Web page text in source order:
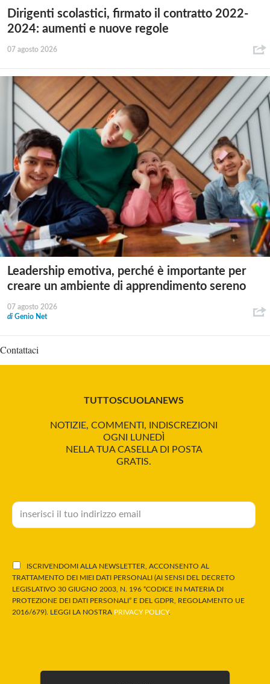
Dirigenti scolastici, firmato il contratto 2022-
2024: aumenti e nuove regole
07 agosto 2026
Leadership emotiva, perché è importante per
creare un ambiente di apprendimento sereno
07 agosto 2026
di Genio Net
Contattaci
TUTTOSCUOLANEWS
NOTIZIE, COMMENTI, INDISCREZIONI
OGNI LUNEDÌ
NELLA TUA CASELLA DI POSTA
GRATIS.
ISCRIVENDOMI ALLA NEWSLETTER, ACCONSENTO AL
TRATTAMENTO DEI MIEI DATI PERSONALI (AI SENSI DEL DECRETO
LEGISLATIVO 30 GIUGNO 2003, N. 196 “CODICE IN MATERIA DI
PROTEZIONE DEI DATI PERSONALI” E DEL GDPR, REGOLAMENTO UE
2016/679). LEGGI LA NOSTRA PRIVACY POLICY.